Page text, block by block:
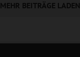
MEHR BEITRÄGE LADEN